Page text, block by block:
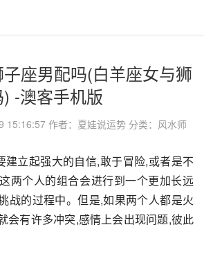
座男配吗(白羊座女与狮
-澳客手机版
15:16:57 作者：夏娃说运势 分类： 风水师
建立起强大的自信,敢于冒险,或者是不
两个人的组合会进行到一个更加长远
战的过程中。但是,如果两个人都是火
会有许多冲突,感情上会出现问题,彼此